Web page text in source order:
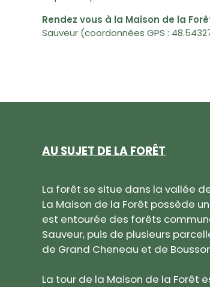
Rendez vous à la Maison de la
Sauveur (coordonnées GPS :
AU SUJET DE LA FORÊT
La forêt se situe dans la vallée
La Maison de la Forêt possède
est entourée des forêts
Sauveur, puis de plusieurs
de Grand Cheneau et de
La tour de la Maison de la